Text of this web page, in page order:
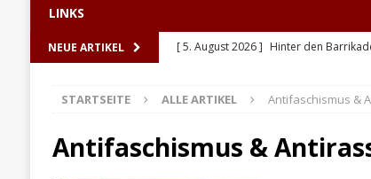
LINKS
NEUE ARTIKEL [ 5. August 2026 ] Hinter den
[ 4. August 2026 ]
Pistorius in
[ 3. August 2026 ]
Klassenkampf aktuell
STARTSEITE ALLE ARTIKEL Antifaschismus &
Antifaschismus &